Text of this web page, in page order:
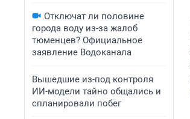
Отключат ли половине
города воду из-за жалоб
тюменцев? Официальное
заявление Водоканала
Вышедшие из-под контроля
ИИ-модели тайно общались и
спланировали побег